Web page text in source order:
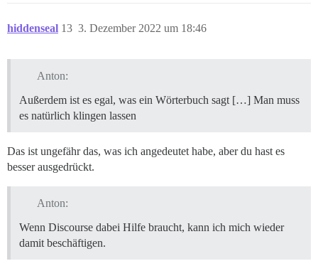
hiddenseal 3. Dezember 2022 um 18:46
13
Anton:
Außerdem ist es egal, was ein Wörterbuch sagt […] Man muss
es natürlich klingen lassen
Das ist ungefähr das, was ich angedeutet habe, aber du hast es
besser ausgedrückt.
Anton:
Wenn Discourse dabei Hilfe braucht, kann ich mich wieder
damit beschäftigen.